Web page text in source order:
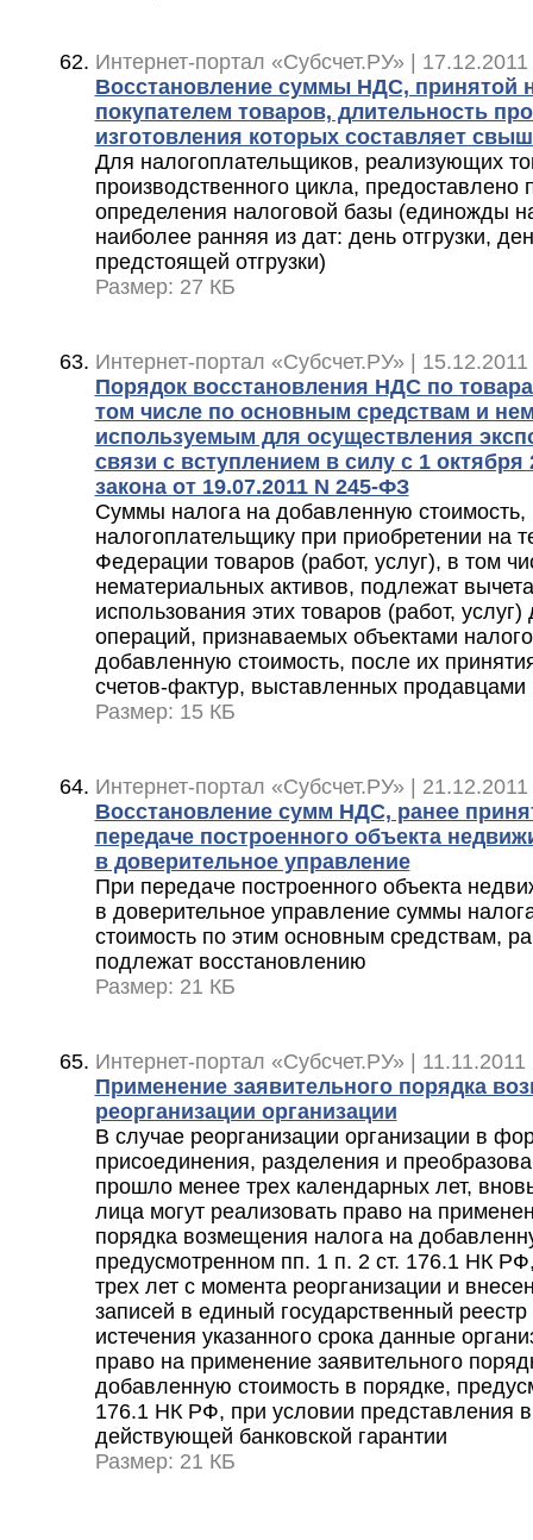
Интернет-портал «Субсчет.РУ» |
Восстановление суммы НДС, принятой
покупателем товаров, длительность
изготовления которых составляет
Для налогоплательщиков, реализующих
производственного цикла,
определения налоговой базы (единожды
наиболее ранняя из дат: день отгрузки,
предстоящей отгрузки)
Размер: 27 КБ
Интернет-портал «Субсчет.РУ» |
Порядок восстановления НДС по
том числе по основным средствам и
используемым для осуществления
связи с вступлением в силу с 1 октября
закона от 19.07.2011 N 245-ФЗ
Суммы налога на добавленную
налогоплательщику при приобретении на
Федерации товаров (работ, услуг), в том
нематериальных активов, подлежат
использования этих товаров (работ,
операций, признаваемых объектами
добавленную стоимость, после их
счетов-фактур, выставленных продавцами
Размер: 15 КБ
Интернет-портал «Субсчет.РУ» |
Восстановление сумм НДС, ранее
передаче построенного объекта
в доверительное управление
При передаче построенного объекта
в доверительное управление суммы
стоимость по этим основным средствам,
подлежат восстановлению
Размер: 21 КБ
Интернет-портал «Субсчет.РУ» |
Применение заявительного порядка
реорганизации организации
В случае реорганизации организации в
присоединения, разделения и
прошло менее трех календарных лет,
лица могут реализовать право на
порядка возмещения налога на
предусмотренном пп. 1 п. 2 ст. 176.1 НК
трех лет с момента реорганизации и
записей в единый государственный
истечения указанного срока данные
право на применение заявительного
добавленную стоимость в порядке,
176.1 НК РФ, при условии представления
действующей банковской гарантии
Размер: 21 КБ